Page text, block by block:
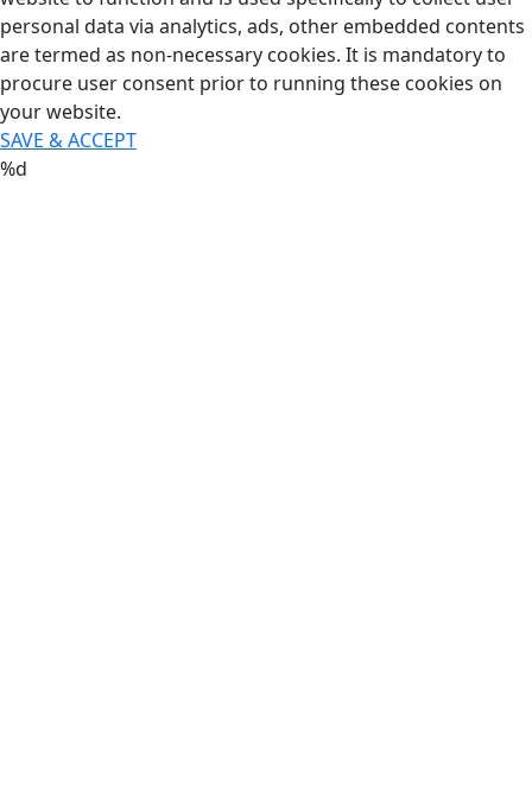
personal data via analytics, ads, other embedded contents
are termed as non-necessary cookies. It is mandatory to
procure user consent prior to running these cookies on
your website.
SAVE & ACCEPT
%d